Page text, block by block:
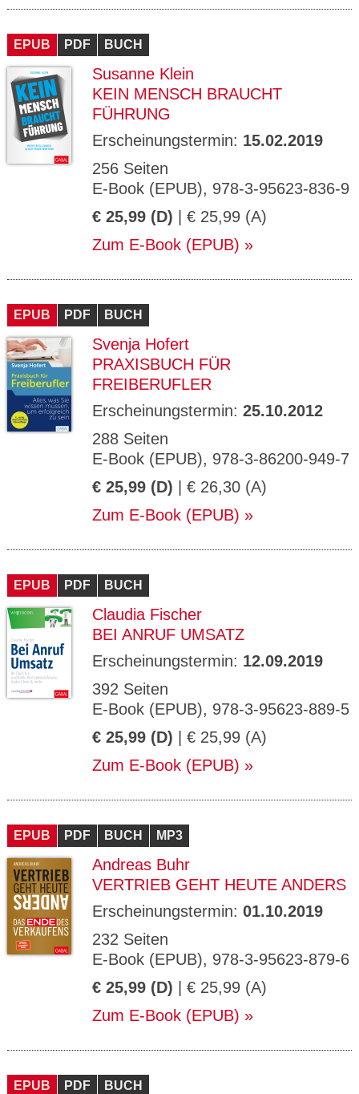
EPUB PDF BUCH
Susanne Klein
KEIN MENSCH BRAUCHT
FÜHRUNG
Erscheinungstermin: 15.02.2019
256 Seiten
E-Book (EPUB), 978-3-95623-836-9
€ 25,99 (D) | € 25,99 (A)
Zum E-Book (EPUB)
EPUB PDF BUCH
Svenja Hofert
PRAXISBUCH FÜR
FREIBERUFLER
Erscheinungstermin: 25.10.2012
288 Seiten
E-Book (EPUB), 978-3-86200-949-7
€ 25,99 (D) | € 26,30 (A)
Zum E-Book (EPUB)
EPUB PDF BUCH
Claudia Fischer
BEI ANRUF UMSATZ
Erscheinungstermin: 12.09.2019
392 Seiten
E-Book (EPUB), 978-3-95623-889-5
€ 25,99 (D) | € 25,99 (A)
Zum E-Book (EPUB)
EPUB PDF BUCH MP3
Andreas Buhr
VERTRIEB GEHT HEUTE ANDERS
Erscheinungstermin: 01.10.2019
232 Seiten
E-Book (EPUB), 978-3-95623-879-6
€ 25,99 (D) | € 25,99 (A)
Zum E-Book (EPUB)
EPUB PDF BUCH